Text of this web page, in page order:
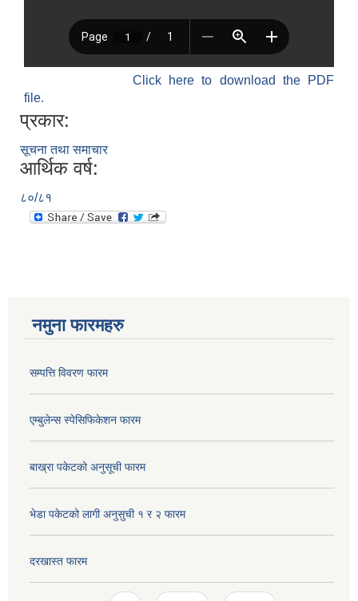
Click here to download the PDF
file.
प्रकार:
सूचना तथा समाचार
आर्थिक वर्ष:
८०/८१
नमुना फारमहरु
सम्पत्ति विवरण फारम
एम्बुलेन्स स्पेसिफिकेशन फारम
बाख्रा पकेटको अनुसूची फारम
भेडा पकेटको लागी अनुसुची १ र २ फारम
दरखास्त फारम